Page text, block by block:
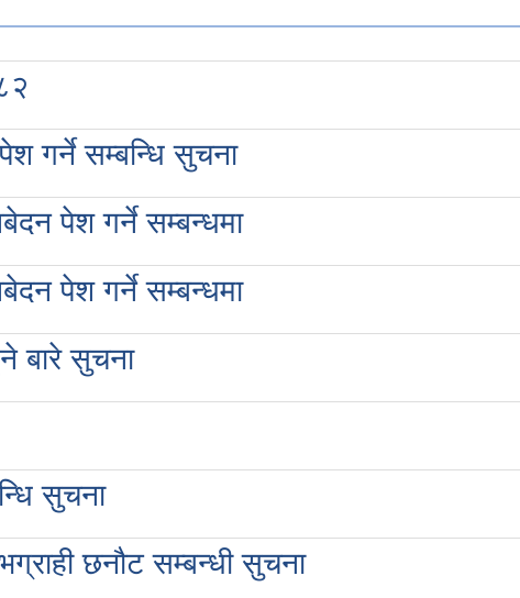
गर्ने सम्बन्धि सुचना
पेश गर्ने सम्बन्धमा
पेश गर्ने सम्बन्धमा
बारे सुचना
सुचना
छनौट सम्बन्धी सुचना